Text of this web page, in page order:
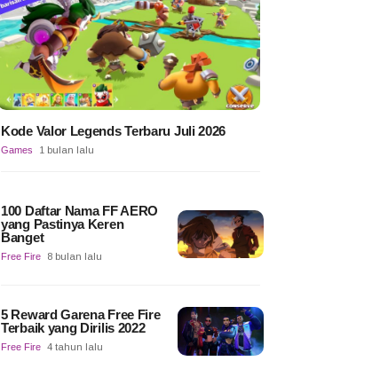
Kode Valor Legends Terbaru Juli 2026
Games 1 bulan lalu
100 Daftar Nama FF AERO
yang Pastinya Keren
Banget
Free Fire 8 bulan lalu
5 Reward Garena Free Fire
Terbaik yang Dirilis 2022
Free Fire 4 tahun lalu